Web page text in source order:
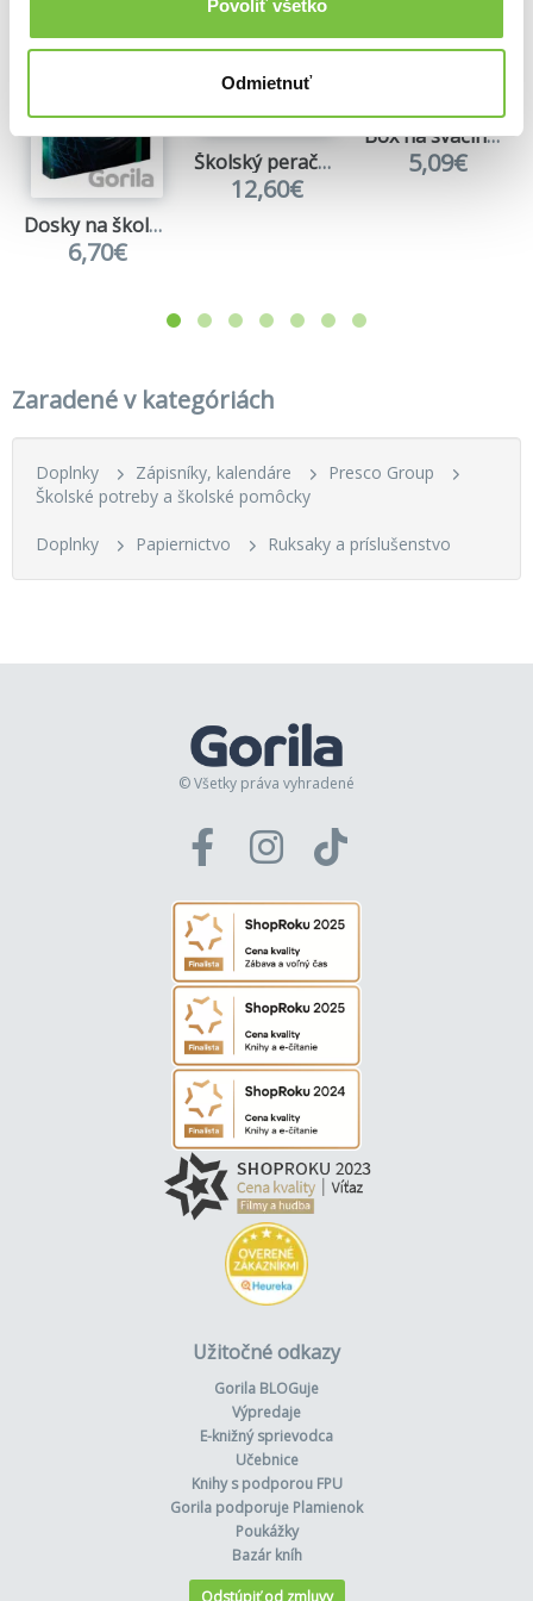
Povoliť všetko
Odmietnuť
Dosky na školské zošity Baagl Futbal Lopta
6,70€
Školský peračník jednoposchodový Baagl Dúha ružový
12,60€
Box na svačinu Baagl Duha tyrkysový
5,09€
Zaradené v kategóriách
Doplnky Zápisníky, kalendáre
Presco Group
Školské potreby a školské pomôcky
Doplnky Papiernictvo Ruksaky a príslušenstvo
© Všetky práva vyhradené
Užitočné odkazy
Gorila BLOGuje
Výpredaje
E-knižný sprievodca
Učebnice
Knihy s podporou FPU
Gorila podporuje Plamienok
Poukážky
Bazár kníh
Odstúpiť od zmluvy